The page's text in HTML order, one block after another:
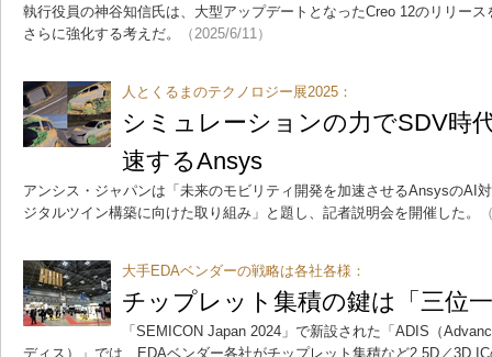
執行役員の神谷知信氏は、大型アップデートとなったCreo 12のリリー
さらに強化する考えだ。
（2025/6/11）
人とくるまのテクノロジー展2025：
シミュレーションの力でSDV時
速するAnsys
アンシス・ジャパンは「未来のモビリティ開発を加速させるAnsysのAI
ジタルツイン構築に向けた取り組み」と題し、記者説明会を開催した。
大手EDAベンダーの戦略は各社各様：
チップレット集積の鍵は「三位
「SEMICON Japan 2024」で新設された「ADIS（
ディス）」では、EDAベンダー各社がチップレット集積など2.5D／3D